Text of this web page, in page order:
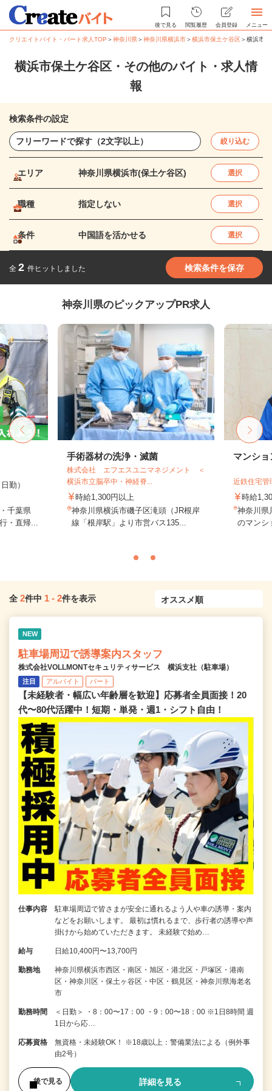
後で見る 閲覧履歴 会員登録 メニュー
クリエイトバイト・パート求人TOP ＞神奈川県＞神奈川県横浜市＞横浜市保土ケ谷区＞横浜市
横浜市保土ケ谷区・その他のバイト・求人情
報
検索条件の設定
絞り込む
エリア 神奈川県横浜市(保土ケ谷区) 選択
職種 指定しない 選択
条件 中国語を活かせる 選択
全 2 件ヒットしました 検索条件を保存
神奈川県のピックアップPR求人
日勤）
千葉県
・直帰...
手術器材の洗浄・滅菌
株式会社 エフエスユニマネジメント ＜
横浜市立脳卒中・神経脊...
時給1,300円以上
神奈川県横浜市磯子区滝頭（JR根岸
線「根岸駅」より市営バス135...
マンシ
近鉄住宅
時給
神奈川県
のマンシ
全 2件中 1 - 2件を表示
NEW
駐車場周辺で誘導案内スタッフ
株式会社VOLLMONTセキュリティサービス 横浜支社（駐車場）
注目 アルバイト パート
【未経験者・幅広い年齢層を歓迎】応募者全員面接！20
代〜80代活躍中！短期・単発・週1・シフト自由！
仕事内容
駐車場周辺で皆さまが安全に通れるよう人や車の誘導・案内
などをお願いします。 最初は慣れるまで、歩行者の誘導や声
掛けから始めていただきます。 未経験で始め…
給与 日給10,400円〜13,700円
勤務地
神奈川県横浜市西区・南区・旭区・港北区・戸塚区・港南
区・神奈川区・保土ヶ谷区・中区・鶴見区・神奈川県海老名
市
勤務時間
＜日勤＞ ・8：00〜17：00 ・9：00〜18：00 ※1日8時間 週
1日から応…
応募資格
無資格・未経験OK！ ※18歳以上：警備業法による（例外事
由2号）
後で見る 詳細を見る